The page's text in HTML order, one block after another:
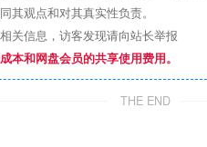
其观点和对其真实性负责。
关信息，访客发现请向站长举报
本和网盘会员的共享使用费用。
THE END